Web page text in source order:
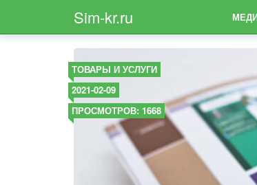
Sim-kr.ru
ТОВАРЫ И УСЛУГИ
2021-02-09
ПРОСМОТРОВ: 1668